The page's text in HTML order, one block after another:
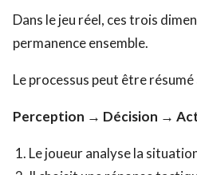
Dans le jeu réel, ces trois
permanence ensemble.
Le processus peut être résumé
Perception → Décision →
Le joueur analyse la